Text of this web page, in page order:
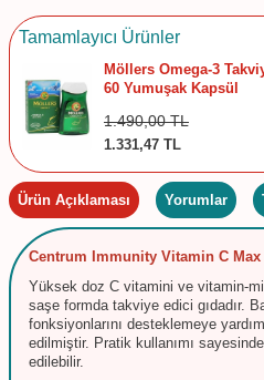
Tamamlayıcı Ürünler
Möllers Omega-3
60 Yumuşak Kapsül
1.490,00TL
1.331,47TL
Ürün Açıklaması Yorumlar
Centrum Immunity Vitamin C Max
Yüksek doz C vitamini ve vitamin-
saşe formda takviye edici gıdadır.
fonksiyonlarını desteklemeye
edilmiştir. Pratik kullanımı
edilebilir.